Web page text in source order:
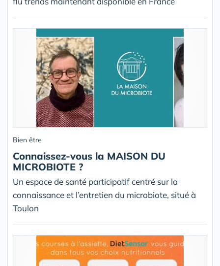
Bien être
Connaissez-vous la MAISON DU
MICROBIOTE ?
Un espace de santé participatif centré sur la
connaissance et l’entretien du microbiote, situé à
Toulon